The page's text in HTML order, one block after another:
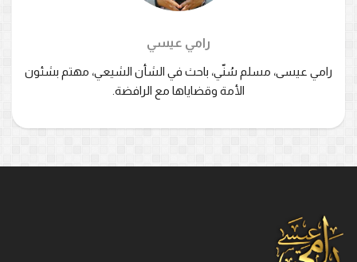
رامي عيسي
رامي عيسى، مسلم سُنّي، باحث في الشأن الشيعي، مهتم بشئون
الأمة وقضاياها مع الرافضة.